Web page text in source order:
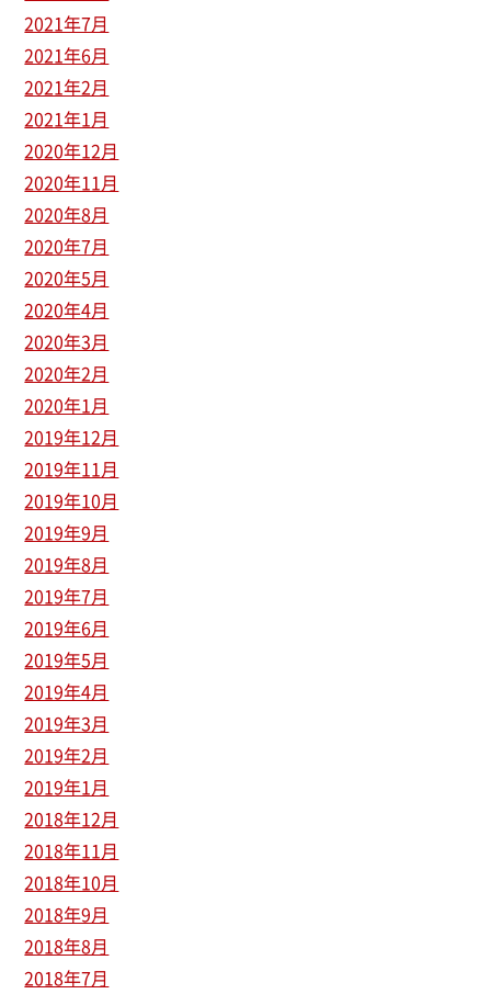
2021年7月
2021年6月
2021年2月
2021年1月
2020年12月
2020年11月
2020年8月
2020年7月
2020年5月
2020年4月
2020年3月
2020年2月
2020年1月
2019年12月
2019年11月
2019年10月
2019年9月
2019年8月
2019年7月
2019年6月
2019年5月
2019年4月
2019年3月
2019年2月
2019年1月
2018年12月
2018年11月
2018年10月
2018年9月
2018年8月
2018年7月